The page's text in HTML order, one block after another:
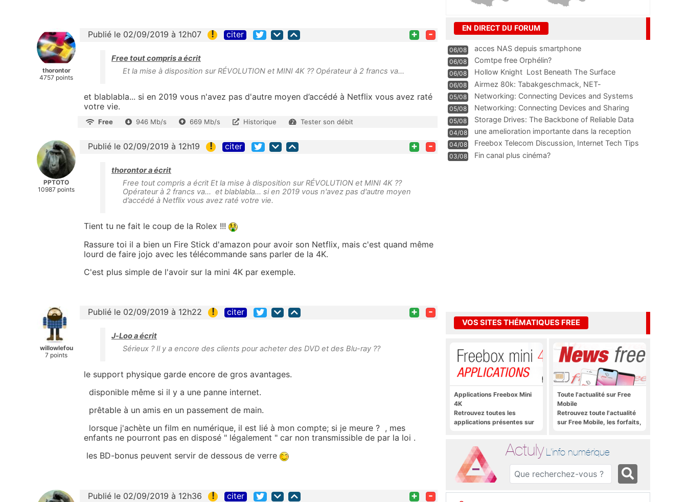
thorontor
4757 points
Publié le 02/09/2019 à 12h07 ! citer + -
Free tout compris a écrit
Et la mise à disposition sur RÉVOLUTION et MINI 4K ?? Opérateur à 2 francs va...
et blablabla... si en 2019 vous n'avez pas d'autre moyen d’accédé à Netflix vous avez raté
votre vie.
Free 946 Mb/s 669 Mb/s Historique Tester son débit
PPTOTO
10987 points
Publié le 02/09/2019 à 12h19 ! citer + -
thorontor a écrit
Free tout compris a écrit Et la mise à disposition sur RÉVOLUTION et MINI 4K ??
Opérateur à 2 francs va... et blablabla... si en 2019 vous n'avez pas d'autre moyen
d’accédé à Netflix vous avez raté votre vie.
Tient tu ne fait le coup de la Rolex !!!
Rassure toi il a bien un Fire Stick d'amazon pour avoir son Netflix, mais c'est quand même
lourd de faire jojo avec les télécommande sans parler de la 4K.
C'est plus simple de l'avoir sur la mini 4K par exemple.
willowlefou
7 points
Publié le 02/09/2019 à 12h22 ! citer + -
J-Loo a écrit
Sérieux ? Il y a encore des clients pour acheter des DVD et des Blu-ray ??
le support physique garde encore de gros avantages.
disponible même si il y a une panne internet.
prêtable à un amis en un passement de main.
lorsque j'achète un film en numérique, il est lié à mon compte; si je meure ? , mes
enfants ne pourront pas en disposé " légalement " car non transmissible de par la loi .
les BD-bonus peuvent servir de dessous de verre
Publié le 02/09/2019 à 12h36 ! citer + -
EN DIRECT DU FORUM
06/08 acces NAS depuis smartphone
06/08 Comtpe free Orphélin?
06/08 Hollow Knight  Lost Beneath The Surface
06/08
Airmez 80k: Tabakgeschmack, NET-
Technologie und Leistung im
05/08 Networking: Connecting Devices and Systems
05/08
Networking: Connecting Devices and Sharing
Information
05/08
Storage Drives: The Backbone of Reliable Data
Management
04/08
une amelioration importante dans la reception
WIFI
04/08
Freebox Telecom Discussion, Internet Tech Tips
Communi
03/08 Fin canal plus cinéma?
VOS SITES THÉMATIQUES FREE
Applications Freebox Mini
4K
Retrouvez toutes les
applications présentes sur
Toute l'actualité sur Free
Mobile
Retrouvez toute l'actualité
sur Free Mobile, les forfaits,
bien plus encore
Actuly L'info numérique